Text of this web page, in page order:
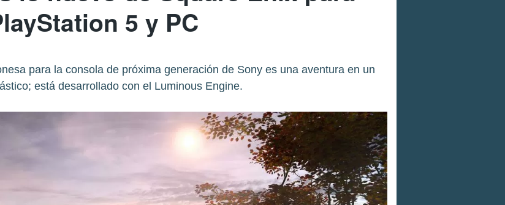
5 y PC
para la consola de próxima generación de Sony es una aventura en un
está desarrollado con el Luminous Engine.